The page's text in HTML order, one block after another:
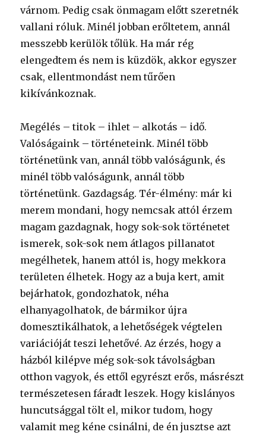
várnom. Pedig csak önmagam előtt szeretnék
vallani róluk. Minél jobban erőltetem, annál
messzebb kerülök tőlük. Ha már rég
elengedtem és nem is küzdök, akkor egyszer
csak, ellentmondást nem tűrően
kikívánkoznak.
Megélés – titok – ihlet – alkotás – idő.
Valóságaink – történeteink. Minél több
történetünk van, annál több valóságunk, és
minél több valóságunk, annál több
történetünk. Gazdagság. Tér-élmény: már ki
merem mondani, hogy nemcsak attól érzem
magam gazdagnak, hogy sok-sok történetet
ismerek, sok-sok nem átlagos pillanatot
megélhetek, hanem attól is, hogy mekkora
területen élhetek. Hogy az a buja kert, amit
bejárhatok, gondozhatok, néha
elhanyagolhatok, de bármikor újra
domesztikálhatok, a lehetőségek végtelen
variációját teszi lehetővé. Az érzés, hogy a
házból kilépve még sok-sok távolságban
otthon vagyok, és ettől egyrészt erős, másrészt
természetesen fáradt leszek. Hogy kislányos
huncutsággal tölt el, mikor tudom, hogy
valamit meg kéne csinálni, de én jusztse azt